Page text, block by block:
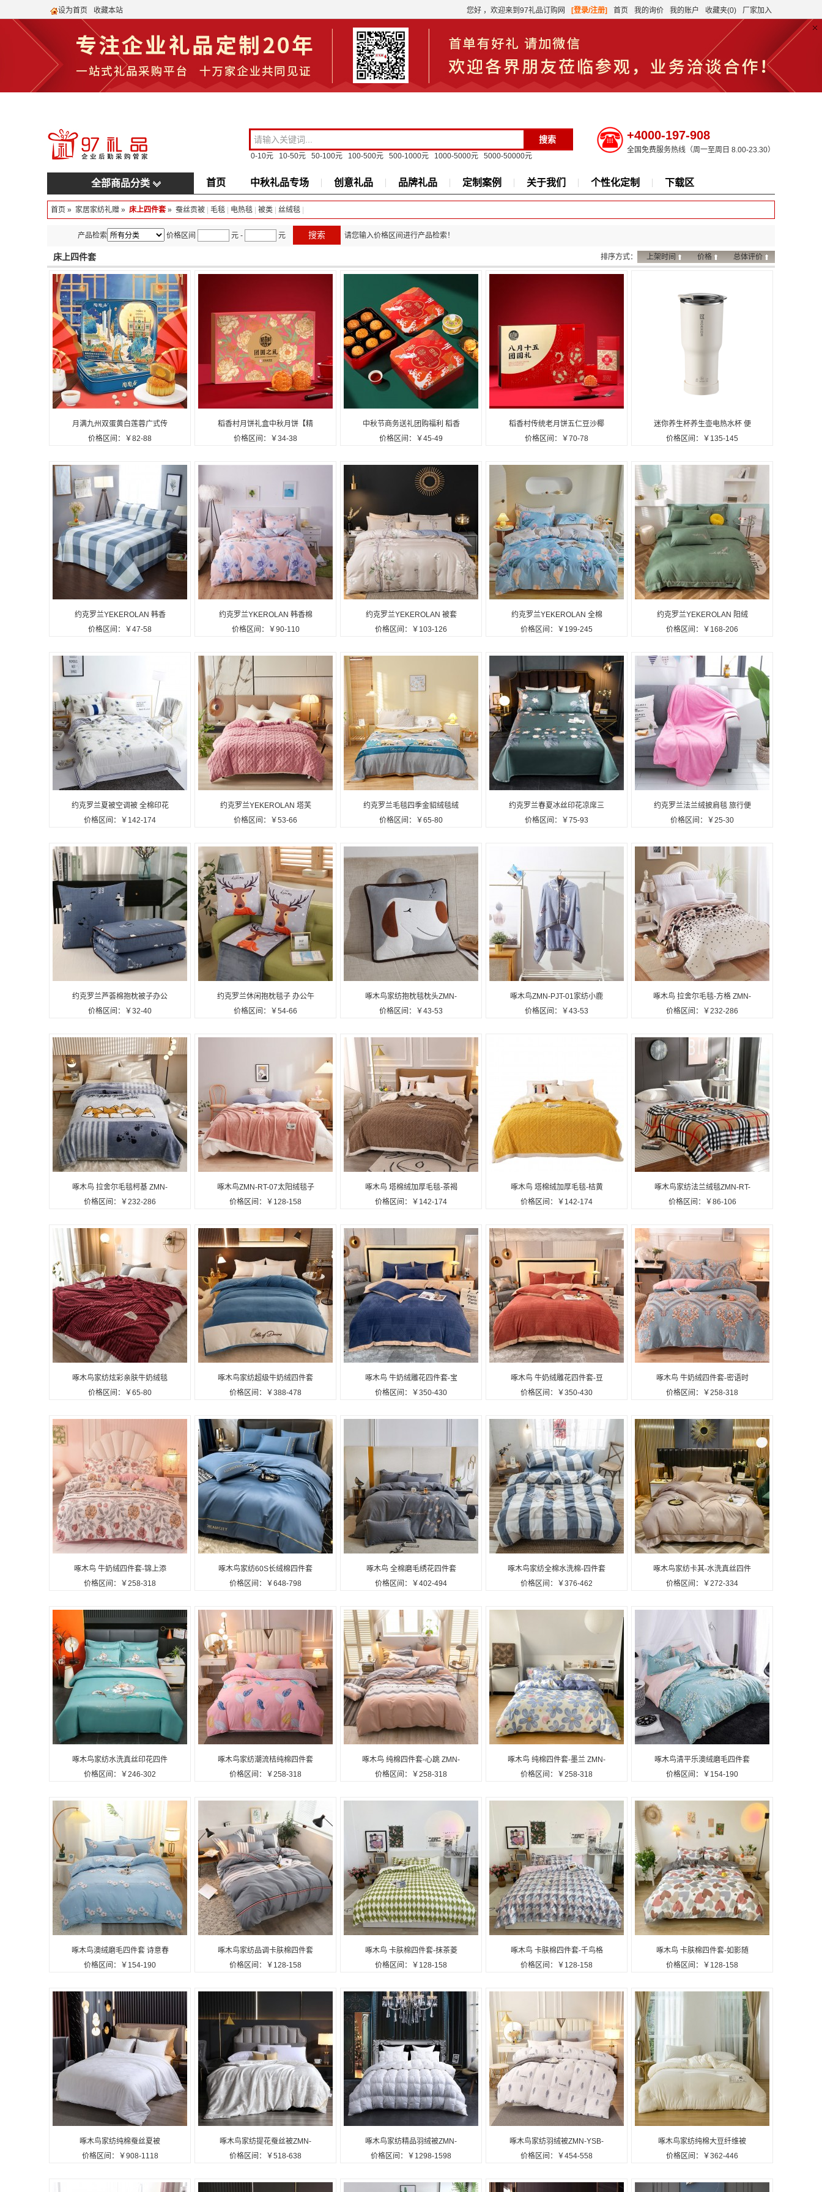
设为首页 收藏本站 您好 ，欢迎来到97礼品订购网 [登录/注册] 首页 我的询价 我的账户 收藏夹(0) 厂家加入
0-10元 10-50元 50-100元 100-500元 500-1000元 1000-5000元 5000-50000元
+4000-197-908
全国免费服务热线（周一至周日 8.00-23.30）
首页 中秋礼品专场 创意礼品 品牌礼品 定制案例 关于我们 个性化定制 下载区
全部商品分类
首页 » 家居家纺礼赠 » 床上四件套 » 蚕丝贡被 毛毯 电热毯 被类 丝绒毯
产品检索 价格区间 元 - 元 请您输入价格区间进行产品检索！
床上四件套 排序方式： 上架时间 价格 总体评价
月满九州双蛋黄白莲蓉广式传
统经典月饼高端定制礼盒中秋
价格区间：￥82-88
稻香村月饼礼盒中秋月饼【精
美礼盒款】
价格区间：￥34-38
中秋节商务送礼团购福利 稻香
村中秋团圆450g【铁盒9饼5
价格区间：￥45-49
稻香村传统老月饼五仁豆沙椰
蓉混合中秋送礼团购 八月十五
价格区间：￥70-78
迷你养生杯养生壶电热水杯 便
携分体烧水杯MK-386白色
价格区间：￥135-145
约克罗兰YEKEROLAN 韩香
棉单床单枕套三件套定制公司
价格区间：￥47-58
约克罗兰YKEROLAN 韩香棉
小清新印花四件套定制公司广
价格区间：￥90-110
约克罗兰YEKEROLAN 被套
床单枕套套件定制公司广告礼
价格区间：￥103-126
约克罗兰YEKEROLAN 全棉
套件床单被套枕套定制公司广
价格区间：￥199-245
约克罗兰YEKEROLAN 阳绒
棉刺绣四件套被套枕套定制公
价格区间：￥168-206
约克罗兰夏被空调被 全棉印花
夏被单人宿舍薄被子定制公司
价格区间：￥142-174
约克罗兰YEKEROLAN 塔芙
绒羊羔绒被套毯单人毯定制公
价格区间：￥53-66
约克罗兰毛毯四季金貂绒毯绒
面床单休闲盖毯定制公司广告
价格区间：￥65-80
约克罗兰春夏冰丝印花凉席三
件套收纳席子枕套定制公司广
价格区间：￥75-93
约克罗兰法兰绒披肩毯 旅行便
捷休闲盖毯定制公司广告礼品
价格区间：￥25-30
约克罗兰芦荟棉抱枕被子办公
午睡小被子沙发靠垫定制公司
价格区间：￥32-40
约克罗兰休闲抱枕毯子 办公午
睡披肩盖毯定制公司广告礼品
价格区间：￥54-66
啄木鸟家纺抱枕毯枕头ZMN-
BZT-01定制公司广告礼品
价格区间：￥43-53
啄木鸟ZMN-PJT-01家纺小鹿
披肩毯定制公司广告礼品
价格区间：￥43-53
啄木鸟 拉舍尔毛毯-方格 ZMN-
RT006定制公司广告礼品
价格区间：￥232-286
啄木鸟 拉舍尔毛毯柯基 ZMN-
RT005定制公司广告礼品
价格区间：￥232-286
啄木鸟ZMN-RT-07太阳绒毯子
200*230cm定制公司广告礼品
价格区间：￥128-158
啄木鸟 塔棉绒加厚毛毯-茶褐
色 ZMN-RT004定制公司广告
价格区间：￥142-174
啄木鸟 塔棉绒加厚毛毯-桔黄
色 ZMN-RT003定制公司广告
价格区间：￥142-174
啄木鸟家纺法兰绒毯ZMN-RT-
01定制公司广告礼品
价格区间：￥86-106
啄木鸟家纺炫彩亲肤牛奶绒毯
子ZMN-MFRT-01定制公司广
价格区间：￥65-80
啄木鸟家纺超级牛奶绒四件套
ZMN-NNR-01定制公司广告礼
价格区间：￥388-478
啄木鸟 牛奶绒雕花四件套-宝
蓝 ZMN-NNR004定制公司广
价格区间：￥350-430
啄木鸟 牛奶绒雕花四件套-豆
沙 ZMN-NNR003定制公司广
价格区间：￥350-430
啄木鸟 牛奶绒四件套-密语时
光 ZMN-NNR002定制公司广
价格区间：￥258-318
啄木鸟 牛奶绒四件套-锦上添
花 ZMN-NNR001定制公司广
价格区间：￥258-318
啄木鸟家纺60S长绒棉四件套
ZMN-CRM-03定制公司广告礼
价格区间：￥648-798
啄木鸟 全棉磨毛绣花四件套
ZMN-QMMM006定制公司广
价格区间：￥402-494
啄木鸟家纺全棉水洗棉-四件套
ZMN-QMSX-02定制公司广告
价格区间：￥376-462
啄木鸟家纺卡其-水洗真丝四件
套ZMN-SXZS-01定制公司广
价格区间：￥272-334
啄木鸟家纺水洗真丝印花四件
套ZMN-HQYX-02定制公司广
价格区间：￥246-302
啄木鸟家纺潮流桔纯棉四件套
ZMN-CM-12定制公司广告礼
价格区间：￥258-318
啄木鸟 纯棉四件套-心跳 ZMN-
CM002定制公司广告礼品
价格区间：￥258-318
啄木鸟 纯棉四件套-墨兰 ZMN-
CM001定制公司广告礼品
价格区间：￥258-318
啄木鸟清平乐澳绒磨毛四件套
ZMN-AR-03定制公司广告礼
价格区间：￥154-190
啄木鸟澳绒磨毛四件套 诗意春
日ZMN-AR001定制公司广告
价格区间：￥154-190
啄木鸟家纺品调卡肤棉四件套
ZMN-PD-01定制公司广告礼
价格区间：￥128-158
啄木鸟 卡肤棉四件套-抹茶菱
格ZMN-KFM003定制公司广告
价格区间：￥128-158
啄木鸟 卡肤棉四件套-千鸟格
ZMN-KFM002定制公司广告礼
价格区间：￥128-158
啄木鸟 卡肤棉四件套-如影随
心ZMN-KFM001定制公司广告
价格区间：￥128-158
啄木鸟家纺纯棉蚕丝夏被
ZMN-CSB-07定制公司广告礼
价格区间：￥908-1118
啄木鸟家纺提花蚕丝被ZMN-
CSB-02定制公司广告礼品
价格区间：￥518-638
啄木鸟家纺精品羽绒被ZMN-
YRB-01定制公司广告礼品
价格区间：￥1298-1598
啄木鸟家纺羽绒被ZMN-YSB-
01定制公司广告礼品
价格区间：￥454-558
啄木鸟家纺纯棉大豆纤维被
ZMN-DDB-01定制公司广告礼
价格区间：￥362-446